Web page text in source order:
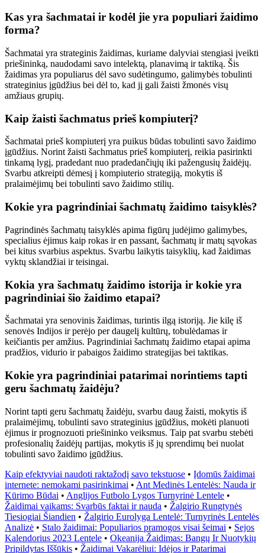
Kas yra šachmatai ir kodėl jie yra populiari žaidimo
forma?
Šachmatai yra strateginis žaidimas, kuriame dalyviai stengiasi įveikti
priešininką, naudodami savo intelektą, planavimą ir taktiką. Šis
žaidimas yra populiarus dėl savo sudėtingumo, galimybės tobulinti
strateginius įgūdžius bei dėl to, kad jį gali žaisti žmonės visų
amžiaus grupių.
Kaip žaisti šachmatus prieš kompiuterį?
Šachmatai prieš kompiuterį yra puikus būdas tobulinti savo žaidimo
įgūdžius. Norint žaisti šachmatus prieš kompiuterį, reikia pasirinkti
tinkamą lygį, pradedant nuo pradedančiųjų iki pažengusių žaidėjų.
Svarbu atkreipti dėmesį į kompiuterio strategiją, mokytis iš
pralaimėjimų bei tobulinti savo žaidimo stilių.
Kokie yra pagrindiniai šachmatų žaidimo taisyklės?
Pagrindinės šachmatų taisyklės apima figūrų judėjimo galimybes,
specialius ėjimus kaip rokas ir en passant, šachmatų ir matų sąvokas
bei kitus svarbius aspektus. Svarbu laikytis taisyklių, kad žaidimas
vyktų sklandžiai ir teisingai.
Kokia yra šachmatų žaidimo istorija ir kokie yra
pagrindiniai šio žaidimo etapai?
Šachmatai yra senovinis žaidimas, turintis ilgą istoriją. Jie kilę iš
senovės Indijos ir perėjo per daugelį kultūrų, tobulėdamas ir
keičiantis per amžius. Pagrindiniai šachmatų žaidimo etapai apima
pradžios, vidurio ir pabaigos žaidimo strategijas bei taktikas.
Kokie yra pagrindiniai patarimai norintiems tapti
geru šachmatų žaidėju?
Norint tapti geru šachmatų žaidėju, svarbu daug žaisti, mokytis iš
pralaimėjimų, tobulinti savo strateginius įgūdžius, mokėti planuoti
ėjimus ir prognozuoti priešininko veiksmus. Taip pat svarbu stebėti
profesionalių žaidėjų partijas, mokytis iš jų sprendimų bei nuolat
tobulinti savo žaidimo įgūdžius.
Kaip efektyviai naudoti raktažodį savo tekstuose • Įdomūs žaidimai
internete: nemokami pasirinkimai • Ant Medinės Lentelės: Nauda ir
Kūrimo Būdai • Anglijos Futbolo Lygos Turnyrinė Lentele •
Žaidimai vaikams: Svarbūs faktai ir nauda • Žalgirio Rungtynės
Tiesiogiai Šiandien • Žalgirio Eurolyga Lentelė: Turnyrinės Lentelės
Analizė • Stalo žaidimai: Populiarios pramogos visai šeimai • Sejos
Kalendorius 2023 Lentele • Okeanija Žaidimas: Bangų Ir Nuotykių
Pripildytas Iššūkis • Žaidimai Vakarėliui: Idėjos ir Patarimai